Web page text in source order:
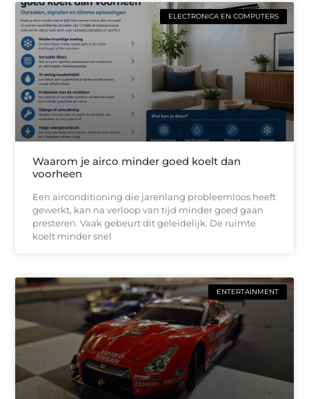
ELECTRONICA EN COMPUTERS
Waarom je airco minder goed koelt dan
voorheen
Een airconditioning die jarenlang probleemloos heeft
gewerkt, kan na verloop van tijd minder goed gaan
presteren. Vaak gebeurt dit geleidelijk. De ruimte
koelt minder snel
ENTERTAINMENT